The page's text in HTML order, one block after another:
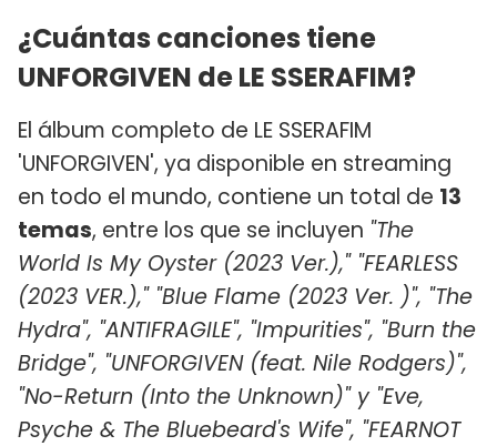
¿Cuántas canciones tiene
UNFORGIVEN de LE SSERAFIM?
El álbum completo de LE SSERAFIM
'UNFORGIVEN', ya disponible en streaming
en todo el mundo, contiene un total de 13
temas, entre los que se incluyen "The
World Is My Oyster (2023 Ver.)," "FEARLESS
(2023 VER.)," "Blue Flame (2023 Ver. )", "The
Hydra", "ANTIFRAGILE", "Impurities", "Burn the
Bridge", "UNFORGIVEN (feat. Nile Rodgers)",
"No-Return (Into the Unknown)" y "Eve,
Psyche & The Bluebeard's Wife", "FEARNOT